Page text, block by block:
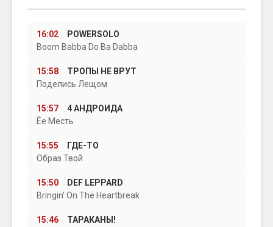
16:02
POWERSOLO
Boom Babba Do Ba Dabba
15:58
ТРОПЫ НЕ ВРУТ
Поделись Лещом
15:57
4 АНДРОИДА
Ёе Месть
15:55
ГДЕ-ТО
Образ Твой
15:50
DEF LEPPARD
Bringin' On The Heartbreak
15:46 ТАРАКАНЫ!